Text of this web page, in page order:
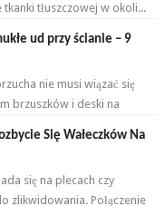
tłuszczowej w okoli...
ud przy ścianie – 9
nie musi wiązać się
brzuszków i deski na
Się Wałeczków Na
się na plecach czy
zlikwidowania. Połączenie